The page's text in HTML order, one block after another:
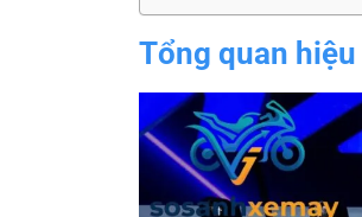
Tổng quan